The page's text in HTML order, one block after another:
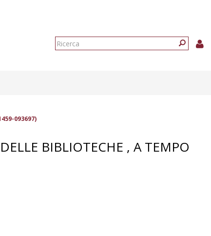
Form
093697)
BIBLIOTECHE , A TEMPO